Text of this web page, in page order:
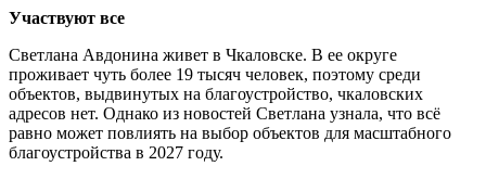
Участвуют все
Светлана Авдонина живет в Чкаловске. В ее округе
проживает чуть более 19 тысяч человек, поэтому среди
объектов, выдвинутых на благоустройство, чкаловских
адресов нет. Однако из новостей Светлана узнала, что всё
равно может повлиять на выбор объектов для масштабного
благоустройства в 2027 году.